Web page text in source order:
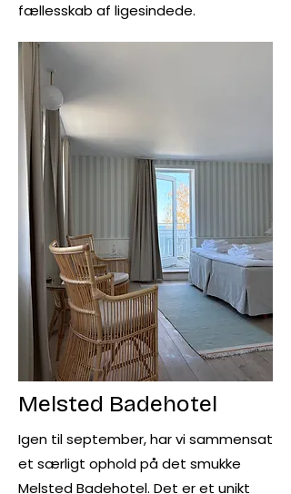
fællesskab af ligesindede.
Melsted Badehotel
Igen til september, har vi sammensat
et særligt ophold på det smukke
Melsted Badehotel. Det er et unikt